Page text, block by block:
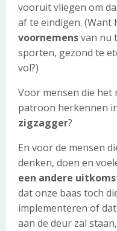
vooruit vliegen om
af te eindigen. (Want
voornemensvan nu
sporten, gezond te
vol?)
Voor mensen die
patroon herkennen
zigzagger?
En voor de mensen
denken, doen en
een andere
dat onze baas toch
implementeren of
aan de deur zal